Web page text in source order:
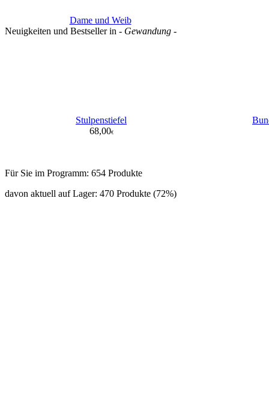
Dame und Weib
Neuigkeiten und Bestseller in - Gewandung -
Stulpenstiefel
68,00€
Für Sie im Programm: 654 Produkte
davon aktuell auf Lager: 470 Produkte (72%)